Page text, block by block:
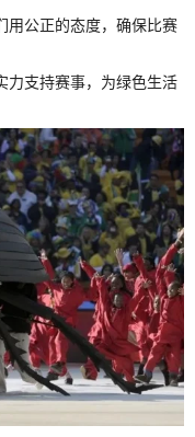
用公正的态度，确保比赛
力支持赛事，为绿色生活